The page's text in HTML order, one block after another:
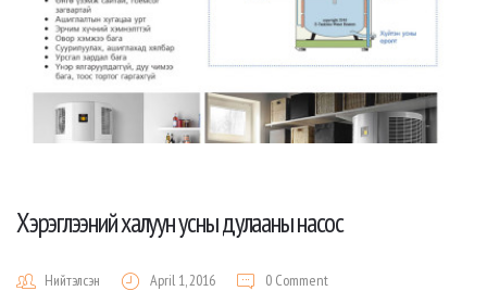
Хэрэглээний халуун усны дулааны насос
Нийтэлсэн April 1, 2016 0 Comment